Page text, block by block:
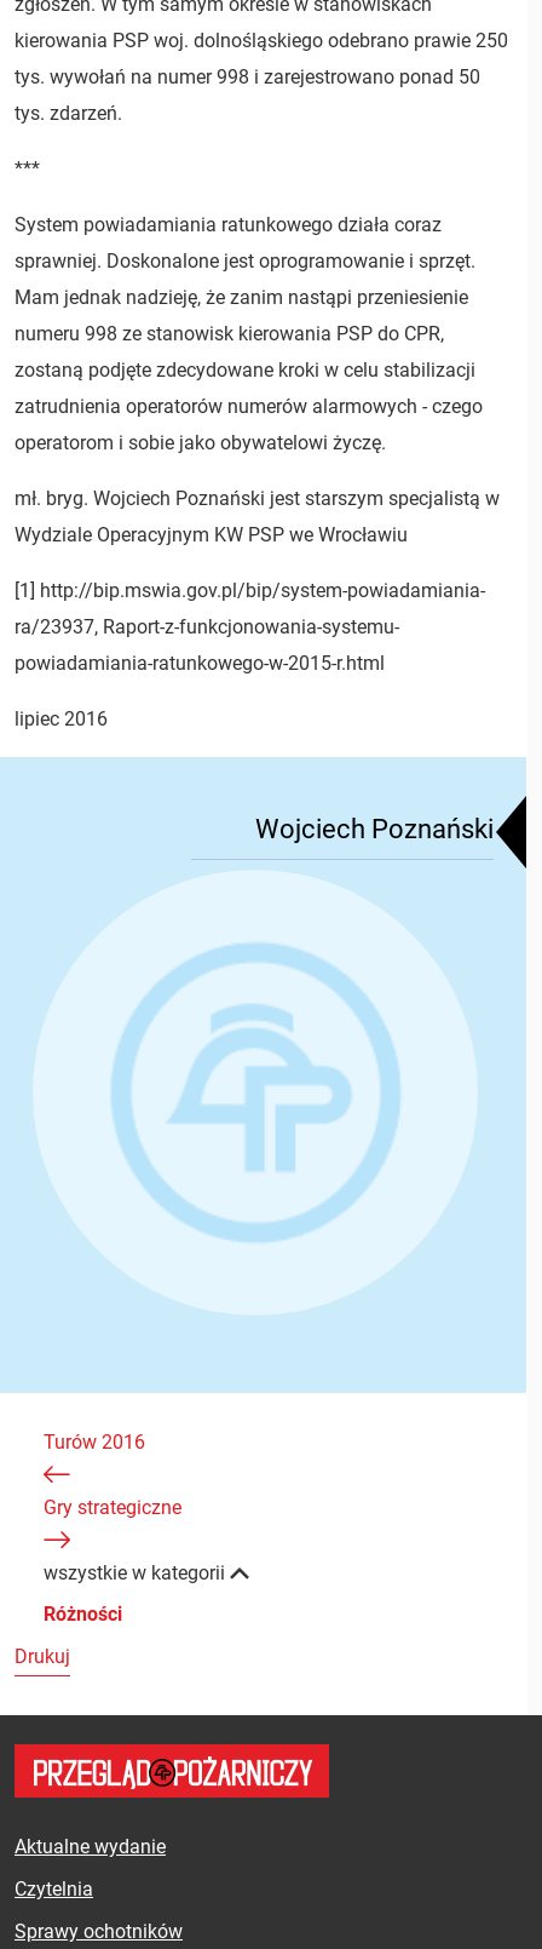
kierowania PSP woj. dolnośląskiego odebrano prawie 250
tys. wywołań na numer 998 i zarejestrowano ponad 50
tys. zdarzeń.
***
System powiadamiania ratunkowego działa coraz
sprawniej. Doskonalone jest oprogramowanie i sprzęt.
Mam jednak nadzieję, że zanim nastąpi przeniesienie
numeru 998 ze stanowisk kierowania PSP do CPR,
zostaną podjęte zdecydowane kroki w celu stabilizacji
zatrudnienia operatorów numerów alarmowych - czego
operatorom i sobie jako obywatelowi życzę.
mł. bryg. Wojciech Poznański jest starszym specjalistą w
Wydziale Operacyjnym KW PSP we Wrocławiu
[1] http://bip.mswia.gov.pl/bip/system-powiadamiania-
ra/23937, Raport-z-funkcjonowania-systemu-
powiadamiania-ratunkowego-w-2015-r.html
lipiec 2016
Wojciech Poznański
Wojciech Poznański
Turów 2016
wszystkie w kategorii
Różności
Gry strategiczne
Drukuj
Aktualne wydanie
Czytelnia
Sprawy ochotników